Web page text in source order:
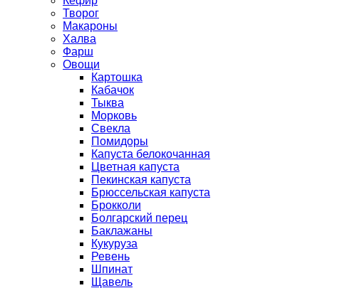
Творог
Макароны
Халва
Фарш
Овощи
Картошка
Кабачок
Тыква
Морковь
Свекла
Помидоры
Капуста белокочанная
Цветная капуста
Пекинская капуста
Брюссельская капуста
Брокколи
Болгарский перец
Баклажаны
Кукуруза
Ревень
Шпинат
Щавель